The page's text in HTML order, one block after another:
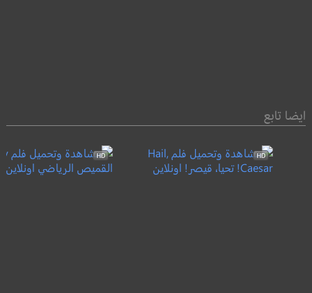
ايضا تابع